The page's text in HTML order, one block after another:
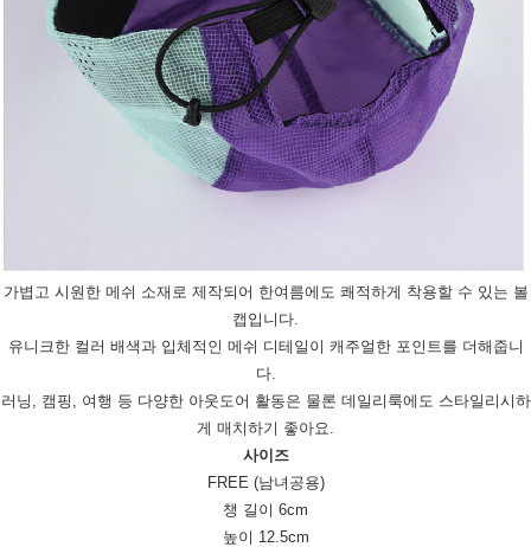
가볍고 시원한 메쉬 소재로 제작되어 한여름에도 쾌적하게 착용할 수 있는 볼
캡입니다.
유니크한 컬러 배색과 입체적인 메쉬 디테일이 캐주얼한 포인트를 더해줍니
다.
러닝, 캠핑, 여행 등 다양한 아웃도어 활동은 물론 데일리룩에도 스타일리시하
게 매치하기 좋아요.
사이즈
FREE (남녀공용)
챙 길이 6cm
높이 12.5cm